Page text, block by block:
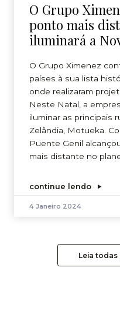
O Grupo
ponto mais
iluminará a
O Grupo Ximenez
países à sua lista
onde realizaram
Neste Natal, a
iluminar as principais
Zelândia, Motueka.
Puente Genil
mais distante no
continue lendo
4 Janeiro 2024
Leia